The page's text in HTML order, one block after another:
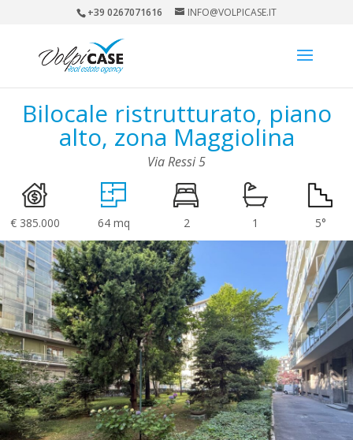
+39 0267071616 INFO@VOLPICASE.IT
Bilocale ristrutturato, piano
alto, zona Maggiolina
Via Ressi 5
€ 385.000 64 mq 2 1 5°